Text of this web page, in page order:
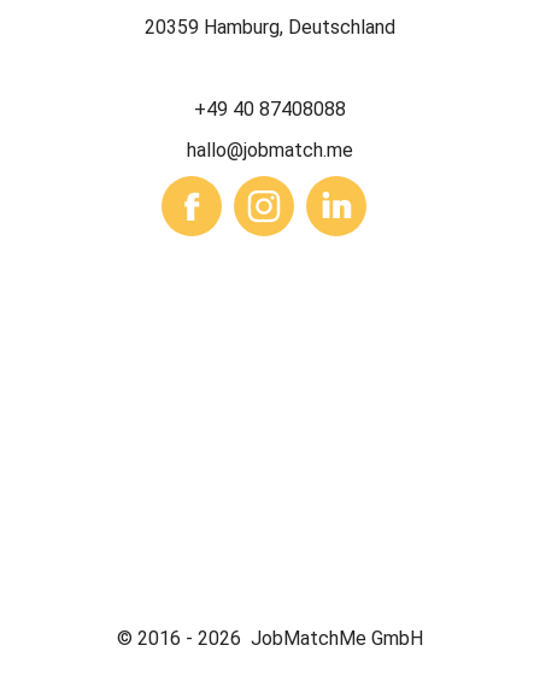
20359 Hamburg, Deutschland
+49 40 87408088
hallo@jobmatch.me
© 2016 - 2026 JobMatchMe GmbH